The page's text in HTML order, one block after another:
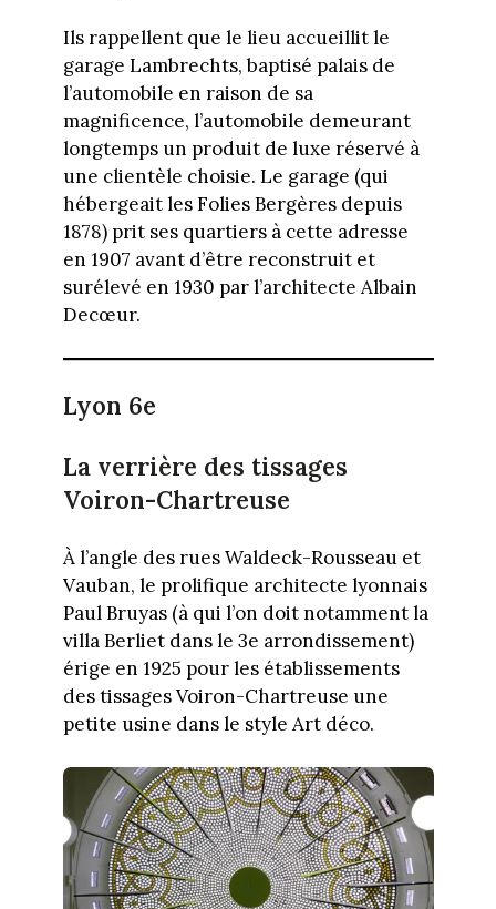
Ils rappellent que le lieu accueillit le
garage Lambrechts, baptisé palais de
l’automobile en raison de sa
magnificence, l’automobile demeurant
longtemps un produit de luxe réservé à
une clientèle choisie. Le garage (qui
hébergeait les Folies Bergères depuis
1878) prit ses quartiers à cette adresse
en 1907 avant d’être reconstruit et
surélevé en 1930 par l’architecte Albain
Decœur.
Lyon 6e
La verrière des tissages
Voiron-Chartreuse
À l’angle des rues Waldeck-Rousseau et
Vauban, le prolifique architecte lyonnais
Paul Bruyas (à qui l’on doit notamment la
villa Berliet dans le 3e arrondissement)
érige en 1925 pour les établissements
des tissages Voiron-Chartreuse une
petite usine dans le style Art déco.